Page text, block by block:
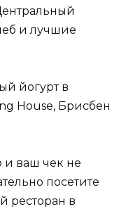
и лучшие
йогурт в
House, Брисбен
и ваш чек не
посетите
ресторан в